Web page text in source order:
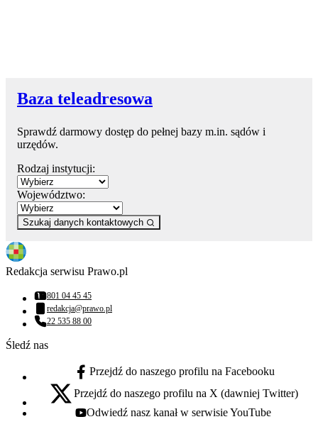
Baza teleadresowa
Sprawdź darmowy dostęp do pełnej bazy m.in. sądów i
urzędów.
Rodzaj instytucji:
Województwo:
Szukaj danych kontaktowych
Redakcja serwisu Prawo.pl
Numer telefonu:
801 04 45 45
Adres email:
redakcja@prawo.pl
Numer telefonu:
22 535 88 00
Śledź nas
facebook - otwiera się w nowej karcie
Przejdź do naszego profilu na Facebooku
x - otwiera się w nowej karcie
Przejdź do naszego profilu na X (dawniej Twitter)
youtube - otwiera się w nowej karcie
Odwiedź nasz kanał w serwisie YouTube